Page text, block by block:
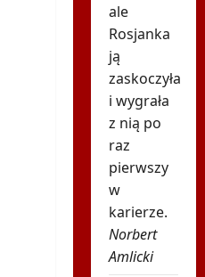
ale
Rosjanka
ją
zaskoczyła
i wygrała
z nią po
raz
pierwszy
w
karierze.
Norbert
Amlicki